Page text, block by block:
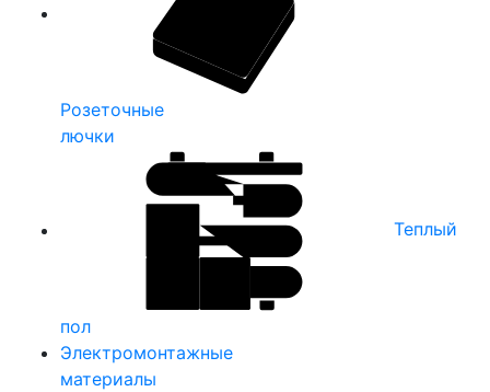
Розеточные
лючки
Теплый
пол
Электромонтажные
материалы